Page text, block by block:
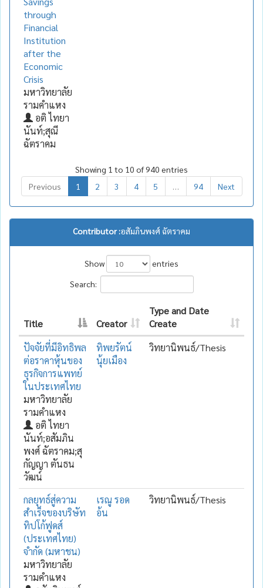
through
Financial
Institution
after the
Economic
Crisis
มหาวิทยาลัย
รามคำแหง
อติ ไทยา
นันท์;สุณี
ฉัตราคม
Showing 1 to 10 of 940 entries
Previous
1 2 3 4 5 94 Next
Contributor :อสัมภินพงศ์ ฉัตราคม
Show
entries
Search:
Title Creator
Type and Date
Create
ปัจจัยที่มีอิทธิพล
ต่อราคาหุ้นของ
ธุรกิจการแพทย์
ในประเทศไทย
มหาวิทยาลัย
รามคำแหง
อติ ไทยา
นันท์;อสัมภิน
พงศ์ ฉัตราคม;สุ
กัญญา ตันธน
วัฒน์
ทิพยรัตน์
นุ้ยเมือง
วิทยานิพนธ์/Thesis
กลยุทธ์สู่ความ
สำเร็จของบริษัท
ทิปโก้ฟูดส์
(ประเทศไทย)
จำกัด (มหาชน)
มหาวิทยาลัย
รามคำแหง
เรณู รอด
อ้น
วิทยานิพนธ์/Thesis